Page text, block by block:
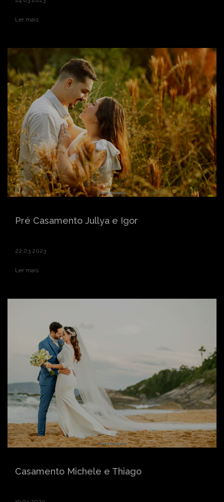
Ler mais
Pré Casamento Jullya e Igor
22.03.2023
Ler mais
Casamento Michele e Thiago